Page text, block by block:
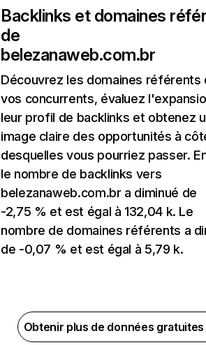
Backlinks et domaines
de
belezanaweb.com.br
Découvrez les domaines référents
vos concurrents, évaluez
leur profil de backlinks et obtenez
image claire des opportunités à
desquelles vous pourriez passer.
le nombre de backlinks vers
belezanaweb.com.br a diminué de
-2,75 % et est égal à 132,04 k. Le
nombre de domaines référents a
de -0,07 % et est égal à 5,79 k.
Obtenir plus de données